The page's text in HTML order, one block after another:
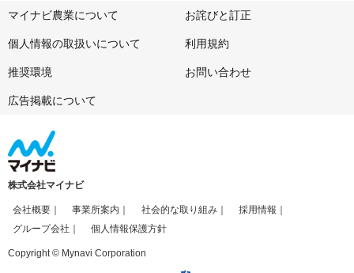
マイナビ農業について お詫びと訂正
個人情報の取扱いについて 利用規約
推奨環境 お問い合わせ
広告掲載について
株式会社マイナビ
会社概要 事業所案内 社会的な取り組み
採用情報
グループ会社
個人情報保護方針
Copyright © Mynavi Corporation